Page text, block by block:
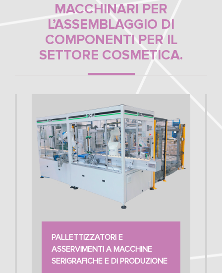
MACCHINARI PER
L’ASSEMBLAGGIO DI
COMPONENTI PER IL
SETTORE COSMETICA.
PALLETTIZZATORI E
ASSERVIMENTI A MACCHINE
SERIGRAFICHE E DI PRODUZIONE